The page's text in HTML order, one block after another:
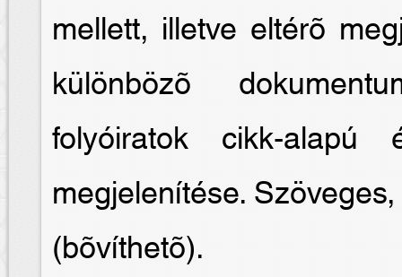
mellett, illetve eltérõ
különbözõ
folyóiratok cikk-alapú
megjelenítése.
(bõvíthetõ).